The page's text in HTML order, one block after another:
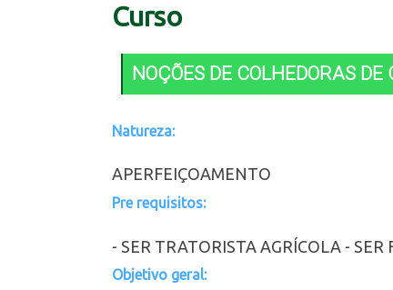
Curso
NOÇÕES DE COLHEDORAS
Natureza:
APERFEIÇOAMENTO
Pre requisitos:
- SER TRATORISTA AGRÍCOLA -
Objetivo geral: